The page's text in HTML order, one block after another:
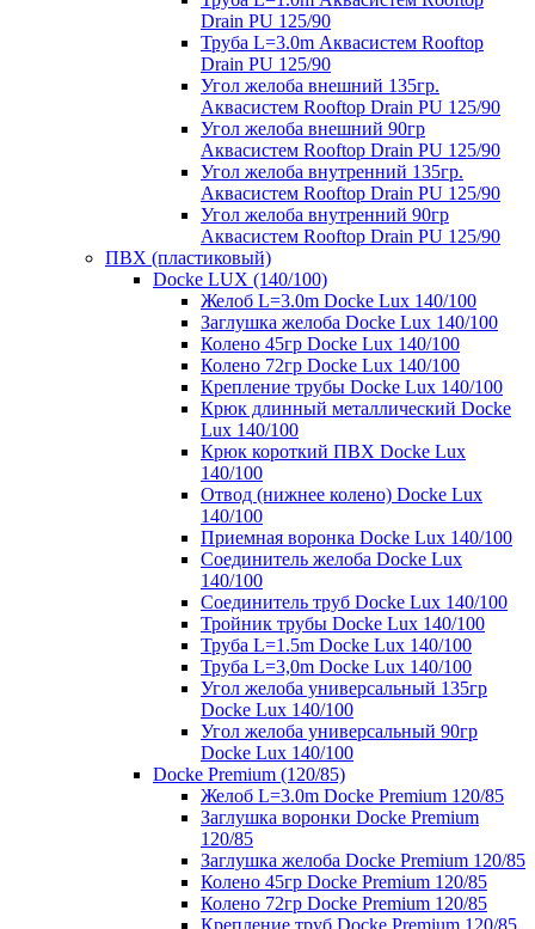
Drain PU 125/90
Труба L=3.0m Аквасистем Rooftop
Drain PU 125/90
Угол желоба внешний 135гр.
Аквасистем Rooftop Drain PU 125/90
Угол желоба внешний 90гр
Аквасистем Rooftop Drain PU 125/90
Угол желоба внутренний 135гр.
Аквасистем Rooftop Drain PU 125/90
Угол желоба внутренний 90гр
Аквасистем Rooftop Drain PU 125/90
ПВХ (пластиковый)
Docke LUX (140/100)
Желоб L=3.0m Docke Lux 140/100
Заглушка желоба Docke Lux 140/100
Колено 45гр Docke Lux 140/100
Колено 72гр Docke Lux 140/100
Крепление трубы Docke Lux 140/100
Крюк длинный металлический Docke
Lux 140/100
Крюк короткий ПВХ Docke Lux
140/100
Отвод (нижнее колено) Docke Lux
140/100
Приемная воронка Docke Lux 140/100
Соединитель желоба Docke Lux
140/100
Соединитель труб Docke Lux 140/100
Тройник трубы Docke Lux 140/100
Труба L=1.5m Docke Lux 140/100
Труба L=3,0m Docke Lux 140/100
Угол желоба универсальный 135гр
Docke Lux 140/100
Угол желоба универсальный 90гр
Docke Lux 140/100
Docke Premium (120/85)
Желоб L=3.0m Docke Premium 120/85
Заглушка воронки Docke Premium
120/85
Заглушка желоба Docke Premium 120/85
Колено 45гр Docke Premium 120/85
Колено 72гр Docke Premium 120/85
Крепление труб Docke Premium 120/85